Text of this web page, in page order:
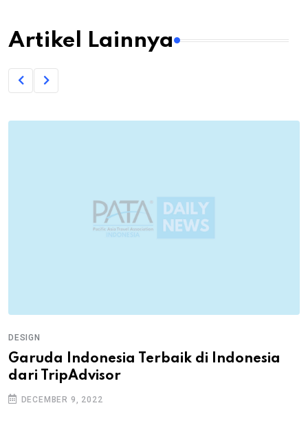
Artikel Lainnya
DESIGN
Garuda Indonesia Terbaik di Indonesia
dari TripAdvisor
DECEMBER 9, 2022